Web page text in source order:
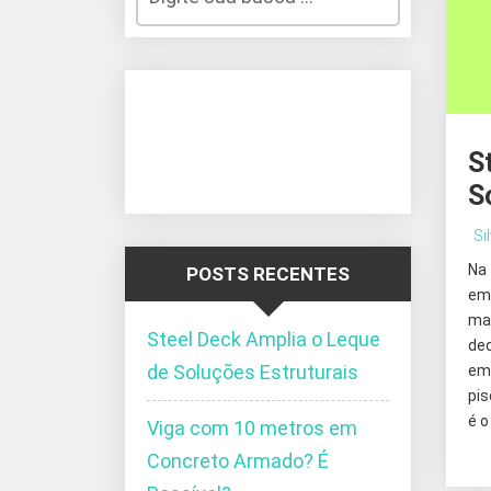
é
POSTS RECENTES
Steel Deck Amplia o Leque
de Soluções Estruturais
Viga com 10 metros em
Concreto Armado? É